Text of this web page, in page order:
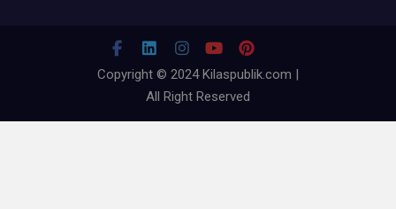
Copyright © 2024 Kilaspublik.com |
All Right Reserved